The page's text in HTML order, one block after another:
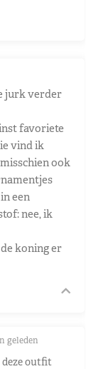
jurk verder
favoriete
vind ik
ook
een
nee, ik
koning er
geleden
deze outfit